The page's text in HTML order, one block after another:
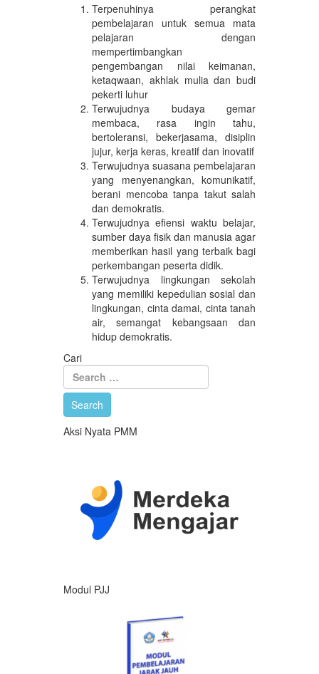
Terpenuhinya perangkat
pembelajaran untuk semua mata
pelajaran dengan
mempertimbangkan
pengembangan nilai keimanan,
ketaqwaan, akhlak mulia dan budi
pekerti luhur
Terwujudnya budaya gemar
membaca, rasa ingin tahu,
bertoleransi, bekerjasama, disiplin
jujur, kerja keras, kreatif dan inovatif
Terwujudnya suasana pembelajaran
yang menyenangkan, komunikatif,
berani mencoba tanpa takut salah
dan demokratis.
Terwujudnya efiensi waktu belajar,
sumber daya fisik dan manusia agar
memberikan hasil yang terbaik bagi
perkembangan peserta didik.
Terwujudnya lingkungan sekolah
yang memiliki kepedulian sosial dan
lingkungan, cinta damai, cinta tanah
air, semangat kebangsaan dan
hidup demokratis.
Cari
Aksi Nyata PMM
Modul PJJ